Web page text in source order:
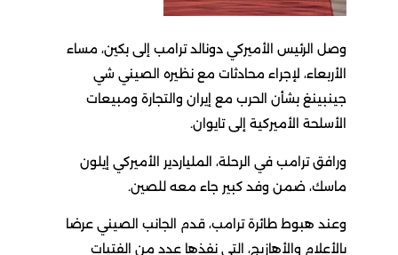
وصل الرئيس الأميركي دونالد ترامب إلى بكين، مساء
الأربعاء، لإجراء محادثات مع نظيره الصيني شي
جينبينغ بشأن الحرب مع إيران والتجارة ومبيعات
الأسلحة الأميركية إلى تايوان.
ورافق ترامب في الرحلة، الملياردير الأميركي إيلون
ماسك، ضمن وفد كبير جاء معه للصين.
وعند هبوط طائرة ترامب، قدم الجانب الصيني عرضا
بالأعلام والأهازيج، التي نفذها عدد من الفتيات